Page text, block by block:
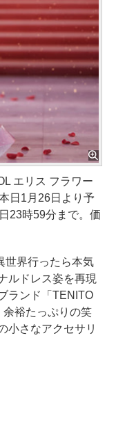
エリス フラワー
日1月26日より予
23時59分まで。価
世界行ったら本気
ルドレス姿を再現
ランド「TENITO
余裕たっぷりの笑
小さなアクセサリ